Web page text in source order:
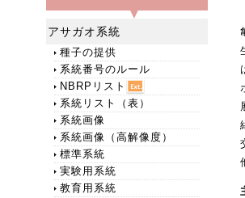
アサガオ系統
種子の提供
系統番号のルール
NBRPリスト
系統リスト（表）
系統画像
系統画像（高解像度）
標準系統
実験用系統
教育用系統